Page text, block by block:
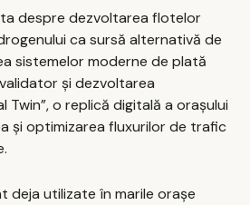
despre dezvoltarea flotelor
ca sursă alternativă de
sistemelor moderne de plată
și dezvoltarea
Twin”, o replică digitală a orașului
și optimizarea fluxurilor de trafic
deja utilizate în marile orașe